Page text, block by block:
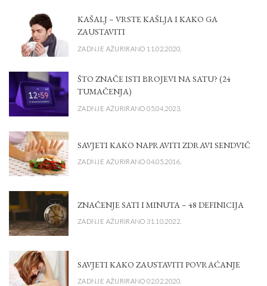
KAŠALJ – VRSTE KAŠLJA I KAKO GA
ZAUSTAVITI
ZADNJE AŽURIRANO 11.02.2020.
ŠTO ZNAČE ISTI BROJEVI NA SATU? (24
TUMAČENJA)
ZADNJE AŽURIRANO 05.04.2023.
SAVJETI KAKO NAPRAVITI ZDRAVI SENDVIČ
ZADNJE AŽURIRANO 04.05.2016.
ZNAČENJE SATI I MINUTA – 48 DEFINICIJA
ZADNJE AŽURIRANO 31.10.2022.
SAVJETI KAKO ZAUSTAVITI POVRAĆANJE
ZADNJE AŽURIRANO 02.02.2020.